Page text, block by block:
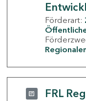
Förderart:
FRL